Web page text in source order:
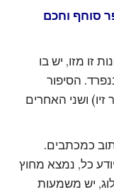
סוחף וחכם
שונות זו מזו, יש בו
הסיפור
ושני האחרים
כמכתבים.
כל, נמצא מחוץ
יש משמעות